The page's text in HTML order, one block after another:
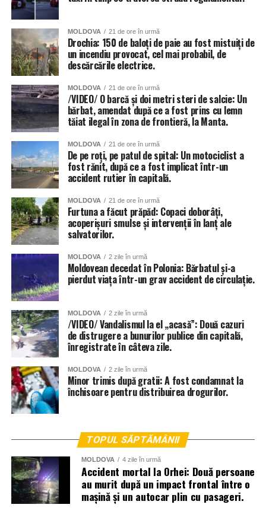
faptul că femeia nu vorbea limba italiană și comunica cu
„pacientele” printr-un traducător pe telefon, în lipsa unui
protocol medical de anamneză și consult.
La percheziție au fost ridicate și sechestrate peste 30 de
seringi cu botox și filler, alte materiale și medicamente
folosite la astfel de tratamente, precum și peste 2.000 de
euro în numerar, sumă considerată profitul activității
ilegale.
O parte dintre seringi ar fi fost expirate, iar anchetatorii au
stabilit că tocmai astfel de produse au fost administrate
celor două cliente identificate, care au fost îndrumate
către un parcurs clinic pentru prevenirea unor posibile
efecte secundare.
Prin urmare, polițiștii i-au interzis continuarea deplasării, i-
au confiscat permisul de conducere și au inițiat un dosar
penal. Potrivit presei locale, șoferul a fost informat că va fi
judecat de o instanță cehă, iar pentru alcoolemie peste
1,0 g/l riscă până la 12 luni de închisoare, pe lângă
amenzi consistente și interdicția de a conduce.
Autoritățile cehe reamintesc că toleranța zero la alcool în
trafic este strict aplicată, iar șoferii profesioniști prinși băuți
la volan pot ajunge rapid după gratii.
MOLDOVA 21 de ore în urmă
Drochia: 150 de baloți de paie au fost mistuiți de
un incendiu provocat, cel mai probabil, de
descărcările electrice.
MOLDOVA 21 de ore în urmă
/VIDEO/ O barcă și doi metri steri de salcie: Un
bărbat, amendat după ce a fost prins cu lemn
tăiat ilegal în zona de frontieră, la Manta.
MOLDOVA 21 de ore în urmă
De pe roți, pe patul de spital: Un motociclist a
fost rănit, după ce a fost implicat într-un
accident rutier în capitală.
MOLDOVA 21 de ore în urmă
Furtuna a făcut prăpăd: Copaci doborâți,
acoperișuri smulse și intervenții în lanț ale
salvatorilor.
MOLDOVA 2 zile în urmă
Moldovean decedat în Polonia: Bărbatul și-a
pierdut viața într-un grav accident de circulație.
MOLDOVA 2 zile în urmă
/VIDEO/ Vandalismul la el „acasă”: Două cazuri
de distrugere a bunurilor publice din capitală,
înregistrate în câteva zile.
MOLDOVA 2 zile în urmă
Minor trimis după gratii: A fost condamnat la
închisoare pentru distribuirea drogurilor.
TOPUL SĂPTĂMÂNII
MOLDOVA 4 zile în urmă
Accident mortal la Orhei: Două persoane
au murit după un impact frontal între o
mașină și un autocar plin cu pasageri.